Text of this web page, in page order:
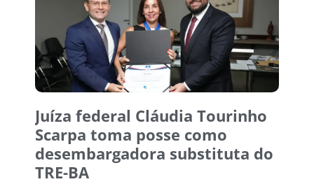
Juíza federal Cláudia Tourinho
Scarpa toma posse como
desembargadora substituta do
TRE-BA